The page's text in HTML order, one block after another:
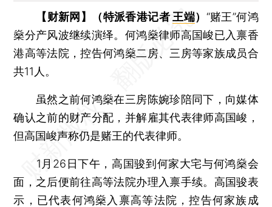
【财新网】（特派香港记者王端） “赌王”何鸿
燊分产风波继续演绎。何鸿燊律师高国峻已入禀香
港高等法院，控告何鸿燊二房、三房等家族成员合
共11人。
虽然之前何鸿燊在三房陈婉珍陪同下，向媒体
确认之前的财产分配，并解雇其代表律师高国峻，
但高国峻声称仍是赌王的代表律师。
1月26日下午，高国骏到何家大宅与何鸿燊会
面，之后便前往高等法院办理入禀手续。高国骏表
示，已代表何鸿燊入禀高等法院，控告何家族成